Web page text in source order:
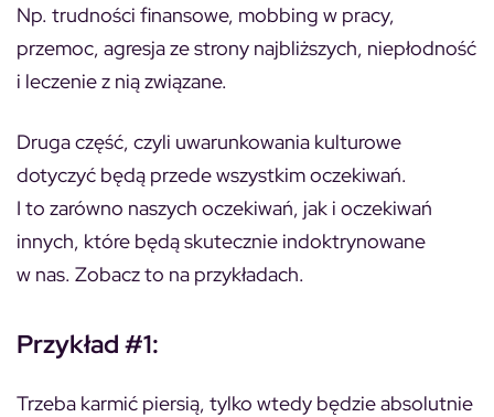
Np. trudności finansowe, mobbing w pracy,
przemoc, agresja ze strony najbliższych, niepłodność
i leczenie z nią związane.
Druga część, czyli uwarunkowania kulturowe
dotyczyć będą przede wszystkim oczekiwań.
I to zarówno naszych oczekiwań, jak i oczekiwań
innych, które będą skutecznie indoktrynowane
w nas. Zobacz to na przykładach.
Przykład #1:
Trzeba karmić piersią, tylko wtedy będzie absolutnie